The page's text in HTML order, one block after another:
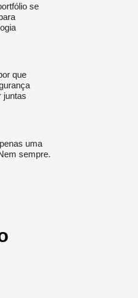
se
que
juntas
uma
sempre.